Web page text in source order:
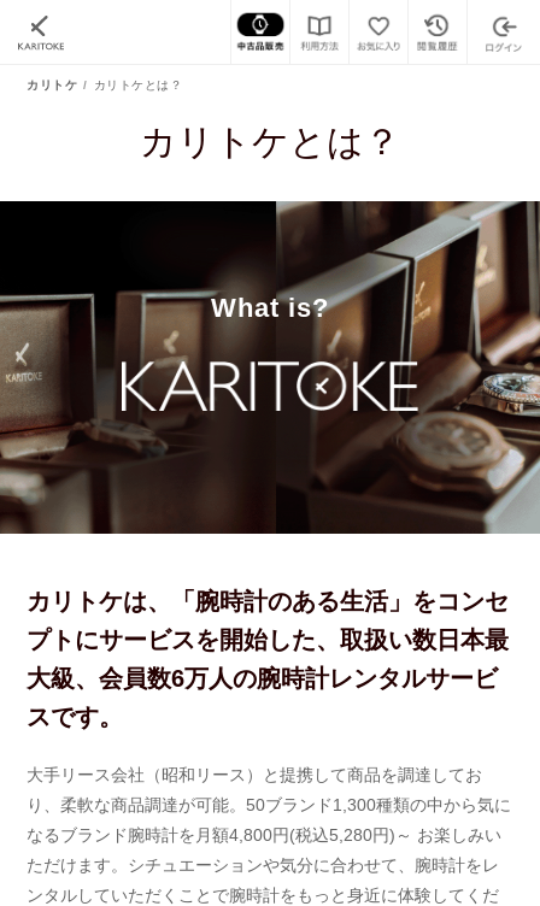
カリトケ カリトケとは？
カリトケとは？
What is?
カリトケは、「腕時計のある生活」をコンセ
プトにサービスを開始した、取扱い数日本最
大級、会員数6万人の腕時計レンタルサービ
スです。
大手リース会社（昭和リース）と提携して商品を調達してお
り、柔軟な商品調達が可能。50ブランド1,300種類の中から気に
なるブランド腕時計を月額4,800円(税込5,280円)～ お楽しみい
ただけます。シチュエーションや気分に合わせて、腕時計をレ
ンタルしていただくことで腕時計をもっと身近に体験してくだ